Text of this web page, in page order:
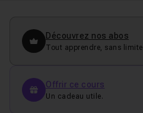
Découvrez nos abos
Tout apprendre, sans limite
Offrir ce cours
Un cadeau utile.